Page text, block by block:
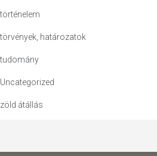
történelem
törvények, határozatok
tudomány
Uncategorized
zöld átállás